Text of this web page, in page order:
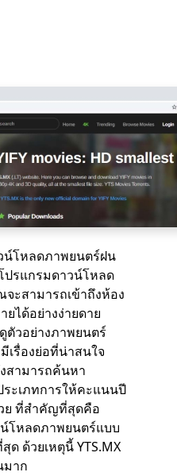
น์โหลดภาพยนตร์ฝน
ปรแกรมดาวน์โหลด
ะสามารถเข้าถึงห้อง
ได้อย่างง่ายดาย
วอย่างภาพยนตร์
เรื่องย่อที่น่าสนใจ
สามารถค้นหา
ะเภทการให้คะแนนปี
ย ที่สำคัญที่สุดคือ
โหลดภาพยนตร์แบบ
ด ด้วยเหตุนี้ YTS.MX
มาก